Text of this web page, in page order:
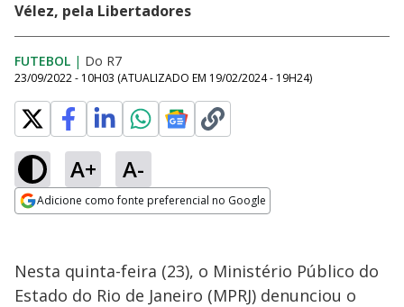
Vélez, pela Libertadores
FUTEBOL | Do R7
23/09/2022 - 10H03 (ATUALIZADO EM 19/02/2024 - 19H24)
A+ A-
Adicione como fonte preferencial no Google
Nesta quinta-feira (23), o Ministério Público do
Estado do Rio de Janeiro (MPRJ) denunciou o